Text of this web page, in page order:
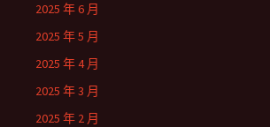
2025 年 6 月
2025 年 5 月
2025 年 4 月
2025 年 3 月
2025 年 2 月